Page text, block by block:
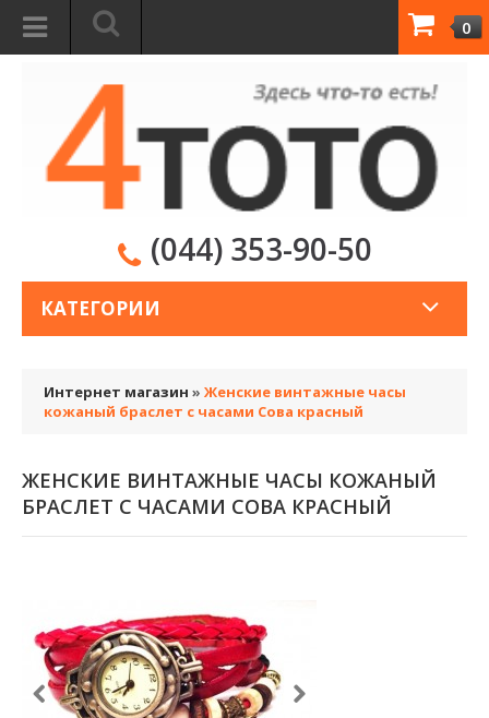
0
(044) 353-90-50
КАТЕГОРИИ
Интернет магазин » Женские винтажные часы
кожаный браслет с часами Сова красный
ЖЕНСКИЕ ВИНТАЖНЫЕ ЧАСЫ КОЖАНЫЙ
БРАСЛЕТ С ЧАСАМИ СОВА КРАСНЫЙ